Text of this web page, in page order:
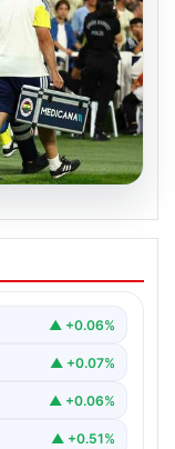
▲ +0.06%
▲ +0.07%
▲ +0.06%
▲ +0.51%